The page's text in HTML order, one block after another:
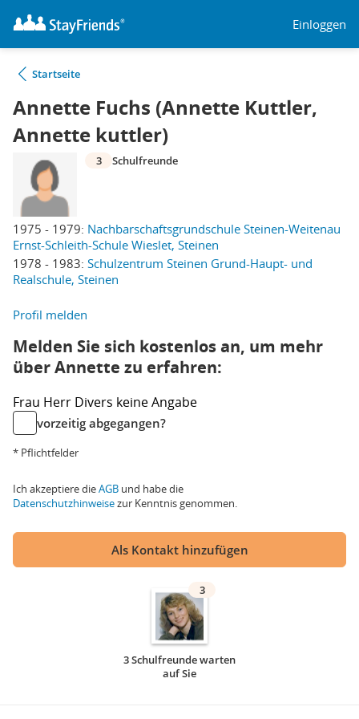
Einloggen
Startseite
Annette Fuchs (Annette Kuttler,
Annette kuttler)
1975 - 1979: Nachbarschaftsgrundschule Steinen-Weitenau
Ernst-Schleith-Schule Wieslet, Steinen
1978 - 1983: Schulzentrum Steinen Grund-Haupt- und
Realschule, Steinen
3 Schulfreunde
Profil melden
Melden Sie sich kostenlos an, um mehr
über Annette zu erfahren:
Frau Herr Divers keine Angabe
vorzeitig abgegangen?
* Pflichtfelder
Ich akzeptiere dieAGB und habe die
Datenschutzhinweisezur Kenntnis genommen.
Als Kontakt hinzufügen
3
3 Schulfreunde warten
auf Sie